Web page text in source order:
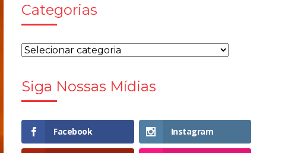
Categorias
Siga Nossas Mídias
Facebook Instagram